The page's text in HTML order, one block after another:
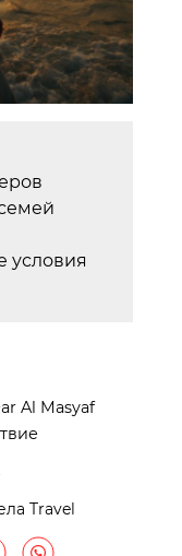
условия
Al Masyaf
Travel